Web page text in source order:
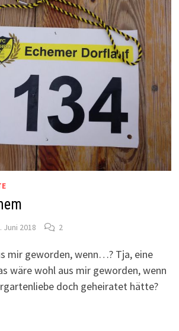
Juni 2018 2
mir geworden, wenn…? Tja, eine
wäre wohl aus mir geworden, wenn
doch geheiratet hätte?